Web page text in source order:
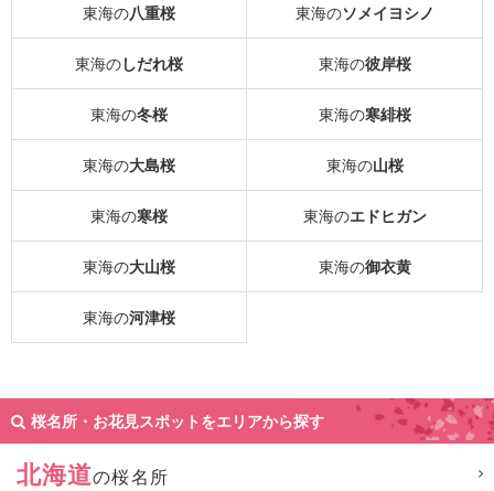
東海の八重桜 東海のソメイヨシノ
東海のしだれ桜 東海の彼岸桜
東海の冬桜 東海の寒緋桜
東海の大島桜 東海の山桜
東海の寒桜 東海のエドヒガン
東海の大山桜 東海の御衣黄
東海の河津桜
桜名所・お花見スポットをエリアから探す
北海道の桜名所